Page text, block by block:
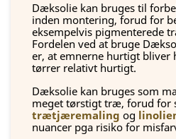
Dæksolie kan bruges til
inden montering, forud for
eksempelvis pigmenterede
Fordelen ved at bruge
er, at emnerne hurtigt bliver
tørrer relativt hurtigt.
Dæksolie kan bruges som
meget tørstigt træ, forud for
trætjæremaling og
nuancer pga risiko for